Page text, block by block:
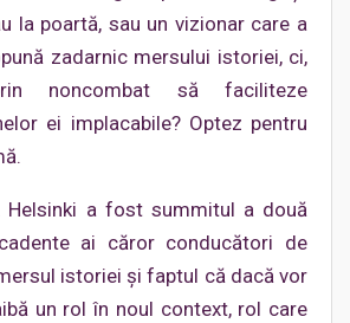
la poartă, sau un vizionar care a
zadarnic mersului istoriei, ci,
noncombat să faciliteze
ei implacabile? Optez pentru
Helsinki a fost summitul a două
ai căror conducători de
istoriei și faptul că dacă vor
un rol în noul context, rol care